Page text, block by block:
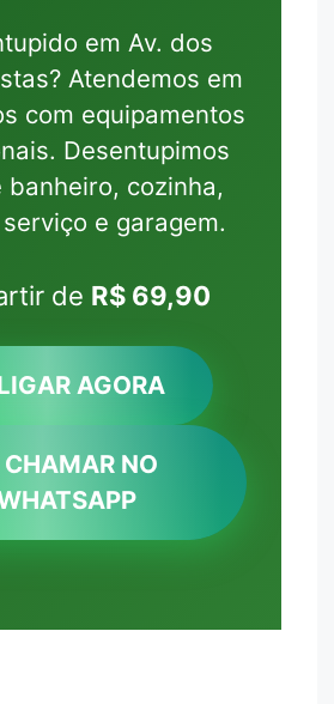
em Av. dos
Atendemos em
com equipamentos
Desentupimos
banheiro, cozinha,
e garagem.
de R$ 69,90
AGORA
CHAMAR NO